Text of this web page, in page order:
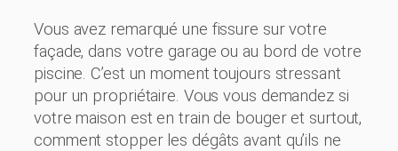
Vous avez remarqué une fissure sur votre
façade, dans votre garage ou au bord de votre
piscine. C’est un moment toujours stressant
pour un propriétaire. Vous vous demandez si
votre maison est en train de bouger et surtout,
comment stopper les dégâts avant qu’ils ne